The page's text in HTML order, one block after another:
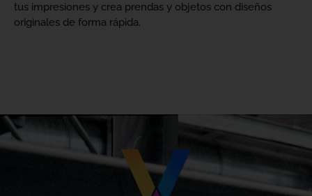
tus impresiones y crea prendas y objetos con diseños
originales de forma rápida.